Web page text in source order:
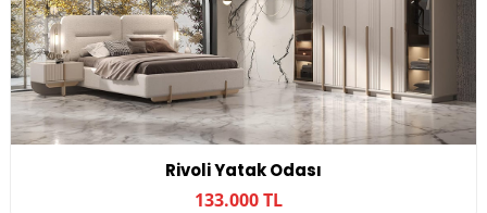
Rivoli Yatak Odası
133.000 TL